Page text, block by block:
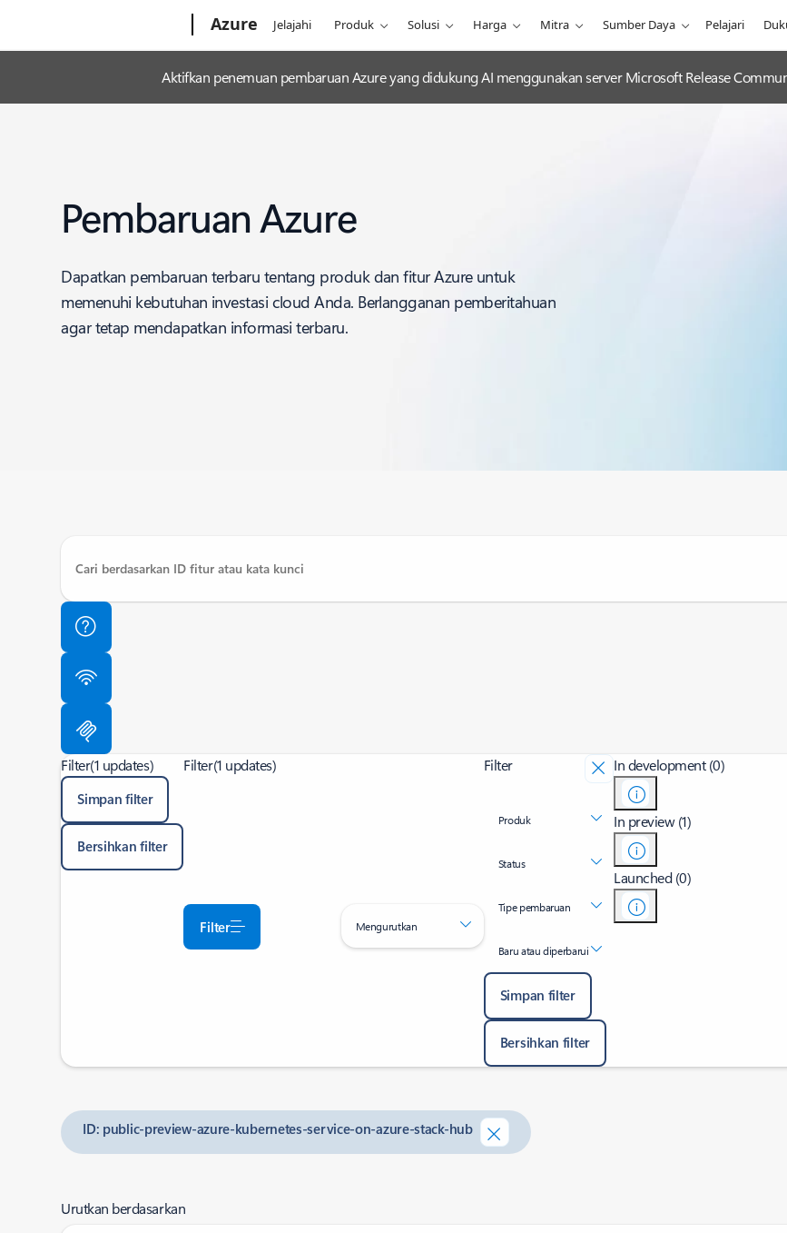
Azure Jelajahi Produk Solusi Harga Mitra Sumber Daya Pelajari
Aktifkan penemuan pembaruan Azure yang didukung AI menggunakan server Microsoft Release
Pembaruan Azure
Dapatkan pembaruan terbaru tentang produk dan fitur Azure untuk
memenuhi kebutuhan investasi cloud Anda. Berlangganan pemberitahuan
agar tetap mendapatkan informasi terbaru.
Filter(1 updates)
Simpan filter
Bersihkan filter
Filter(1 updates)
Filter Mengurutkan
Filter
Produk
Status
Tipe pembaruan
Baru atau diperbarui
Simpan filter
Bersihkan filter
In development (0)
In preview (1)
Launched (0)
ID: public-preview-azure-kubernetes-service-on-azure-stack-hub
Urutkan berdasarkan